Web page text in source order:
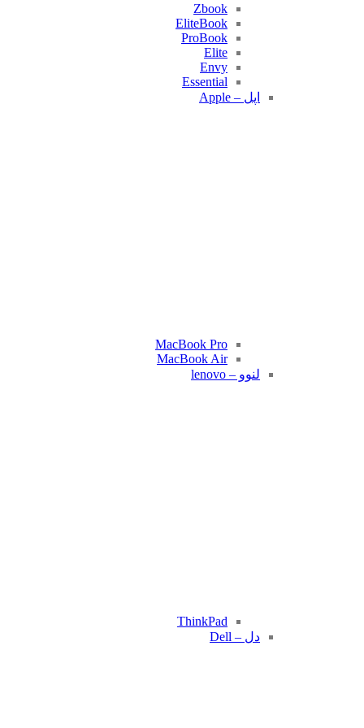
Zbook
EliteBook
ProBook
Elite
Envy
Essential
اپل – Apple
MacBook Pro
MacBook Air
لنوو – lenovo
ThinkPad
دل – Dell